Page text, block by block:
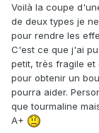
Voilà la coupe
de deux types je
pour rendre les
C'est ce que j'ai
petit, très fragile et
pour obtenir un
pourra aider.
que tourmaline
A+